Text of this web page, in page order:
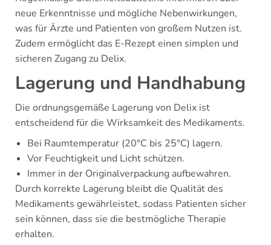
neue Erkenntnisse und mögliche Nebenwirkungen,
was für Ärzte und Patienten von großem Nutzen ist.
Zudem ermöglicht das E-Rezept einen simplen und
sicheren Zugang zu Delix.
Lagerung und Handhabung
Die ordnungsgemäße Lagerung von Delix ist
entscheidend für die Wirksamkeit des Medikaments.
Bei Raumtemperatur (20°C bis 25°C) lagern.
Vor Feuchtigkeit und Licht schützen.
Immer in der Originalverpackung aufbewahren.
Durch korrekte Lagerung bleibt die Qualität des
Medikaments gewährleistet, sodass Patienten sicher
sein können, dass sie die bestmögliche Therapie
erhalten.